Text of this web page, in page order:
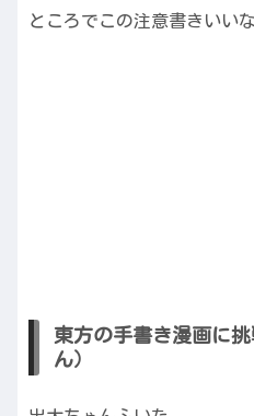
ところでこの注意書きいい
東方の手書き漫画に
ん）